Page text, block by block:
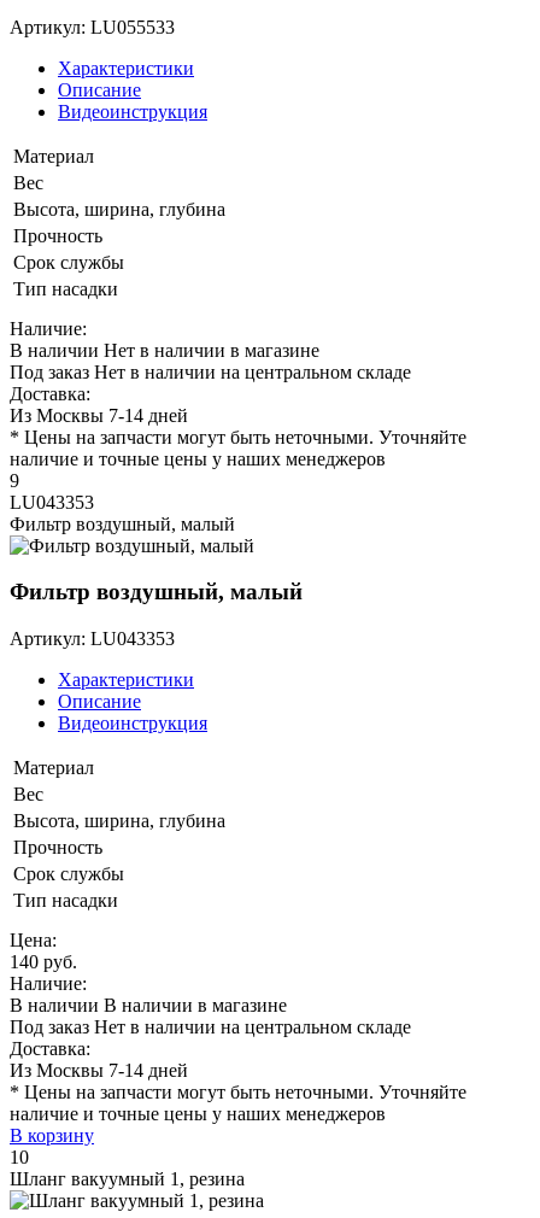
Артикул: LU055533
Характеристики
Описание
Видеоинструкция
Материал
Вес
Высота, ширина, глубина
Прочность
Срок службы
Тип насадки
Наличие:
В наличии Нет в наличии в магазине
Под заказ Нет в наличии на центральном складе
Доставка:
Из Москвы 7-14 дней
* Цены на запчасти могут быть неточными. Уточняйте
наличие и точные цены у наших менеджеров
9
LU043353
Фильтр воздушный, малый
Фильтр воздушный, малый
Артикул: LU043353
Характеристики
Описание
Видеоинструкция
Материал
Вес
Высота, ширина, глубина
Прочность
Срок службы
Тип насадки
Цена:
140 руб.
Наличие:
В наличии В наличии в магазине
Под заказ Нет в наличии на центральном складе
Доставка:
Из Москвы 7-14 дней
* Цены на запчасти могут быть неточными. Уточняйте
наличие и точные цены у наших менеджеров
В корзину
10
Шланг вакуумный 1, резина